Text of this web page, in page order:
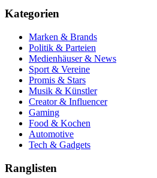
Kategorien
Marken & Brands
Politik & Parteien
Medienhäuser & News
Sport & Vereine
Promis & Stars
Musik & Künstler
Creator & Influencer
Gaming
Food & Kochen
Automotive
Tech & Gadgets
Ranglisten